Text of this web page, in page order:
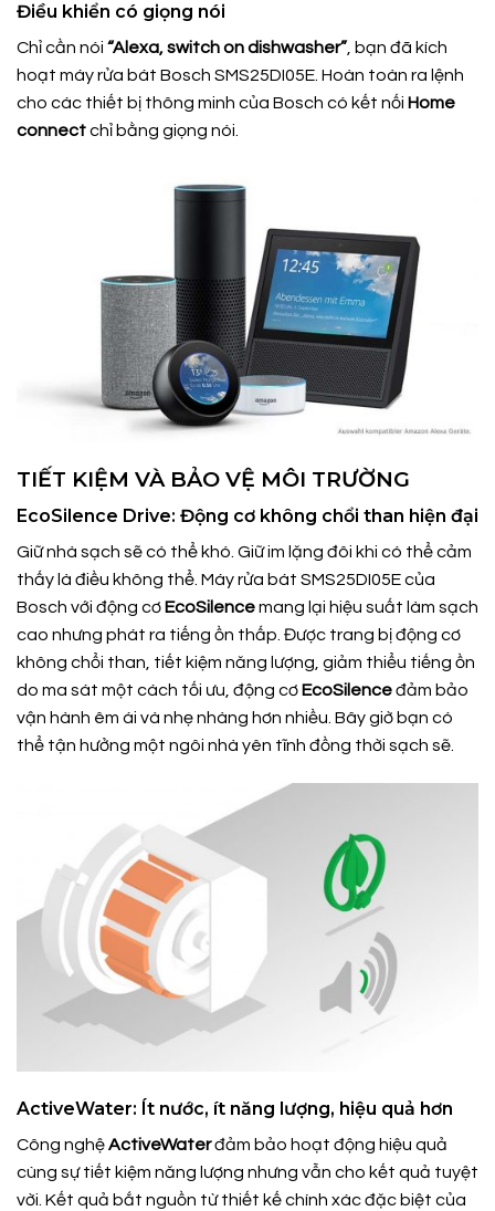
Điều khiển có giọng nói
Chỉ cần nói “Alexa, switch on dishwasher”, bạn đã kích
hoạt máy rửa bát Bosch SMS25DI05E. Hoàn toàn ra lệnh
cho các thiết bị thông minh của Bosch có kết nối Home
connectchỉ bằng giọng nói.
TIẾT KIỆM VÀ BẢO VỆ MÔI TRƯỜNG
EcoSilence Drive: Động cơ không chổi than hiện đại
Giữ nhà sạch sẽ có thể khó. Giữ im lặng đôi khi có thể cảm
thấy là điều không thể. Máy rửa bát SMS25DI05E của
Bosch với động cơ EcoSilencemang lại hiệu suất làm sạch
cao nhưng phát ra tiếng ồn thấp. Được trang bị động cơ
không chổi than, tiết kiệm năng lượng, giảm thiểu tiếng ồn
do ma sát một cách tối ưu, động cơ EcoSilenceđảm bảo
vận hành êm ái và nhẹ nhàng hơn nhiều. Bây giờ bạn có
thể tận hưởng một ngôi nhà yên tĩnh đồng thời sạch sẽ.
ActiveWater: Ít nước, ít năng lượng, hiệu quả hơn
Công nghệActiveWaterđảm bảo hoạt động hiệu quả
cùng sự tiết kiệm năng lượng nhưng vẫn cho kết quả tuyệt
vời. Kết quả bắt nguồn từ thiết kế chính xác đặc biệt của